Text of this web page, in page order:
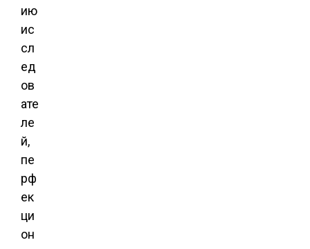
ию
ис
сл
ед
ов
ате
ле
й,
пе
рф
ек
ци
он